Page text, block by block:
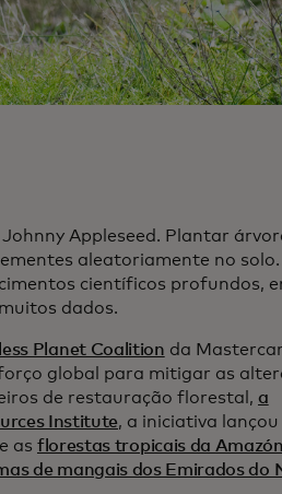
Appleseed. Plantar
aleatoriamente no solo.
científicos profundos,
dados.
Planet Coalition da
global para mitigar as
de restauração florestal, a
Institute, a iniciativa
as florestas tropicais da
de mangais dos Emirados do